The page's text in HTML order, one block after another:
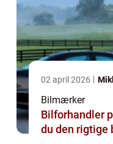
02 april 2026
Bilmærker
Bilforhandler
du den rigtige